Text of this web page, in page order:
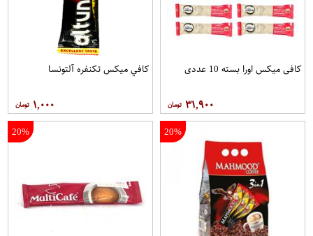
کافی میکس اورا بسته 10 عددی
۳۱,۹۰۰
کافي ميکس تکنفره آلتونسا
۱,۰۰۰
20%
20%